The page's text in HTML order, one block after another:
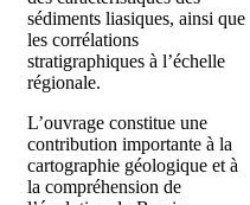
sédiments liasiques, ainsi que
les corrélations
stratigraphiques à l’échelle
régionale.
L’ouvrage constitue une
contribution importante à la
cartographie géologique et à
la compréhension de